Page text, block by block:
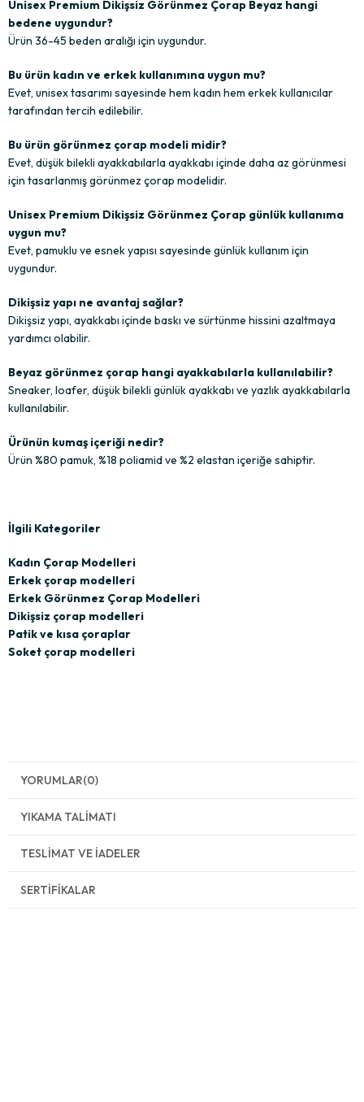
Unisex Premium Dikişsiz Görünmez Çorap Beyaz hangi
bedene uygundur?
Ürün 36-45 beden aralığı için uygundur.
Bu ürün kadın ve erkek kullanımına uygun mu?
Evet, unisex tasarımı sayesinde hem kadın hem erkek kullanıcılar
tarafından tercih edilebilir.
Bu ürün görünmez çorap modeli midir?
Evet, düşük bilekli ayakkabılarla ayakkabı içinde daha az görünmesi
için tasarlanmış görünmez çorap modelidir.
Unisex Premium Dikişsiz Görünmez Çorap günlük kullanıma
uygun mu?
Evet, pamuklu ve esnek yapısı sayesinde günlük kullanım için
uygundur.
Dikişsiz yapı ne avantaj sağlar?
Dikişsiz yapı, ayakkabı içinde baskı ve sürtünme hissini azaltmaya
yardımcı olabilir.
Beyaz görünmez çorap hangi ayakkabılarla kullanılabilir?
Sneaker, loafer, düşük bilekli günlük ayakkabı ve yazlık ayakkabılarla
kullanılabilir.
Ürünün kumaş içeriği nedir?
Ürün %80 pamuk, %18 poliamid ve %2 elastan içeriğe sahiptir.
İlgili Kategoriler
Kadın Çorap Modelleri
Erkek çorap modelleri
Erkek Görünmez Çorap Modelleri
Dikişsiz çorap modelleri
Patik ve kısa çoraplar
Soket çorap modelleri
YORUMLAR(0)
YIKAMA TALIMATI
TESLIMAT VE İADELER
SERTIFIKALAR